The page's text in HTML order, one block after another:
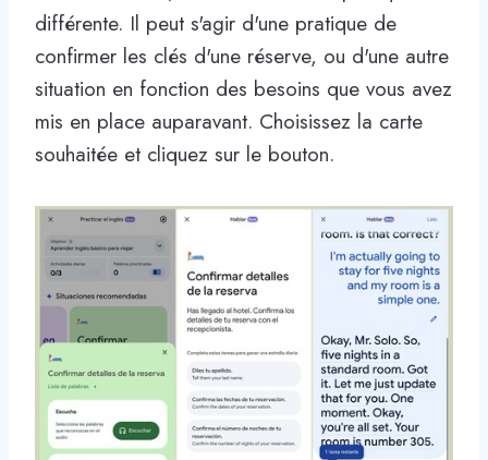
différente. Il peut s'agir d'une pratique de
confirmer les clés d'une réserve, ou d'une autre
situation en fonction des besoins que vous avez
mis en place auparavant. Choisissez la carte
souhaitée et cliquez sur le bouton.